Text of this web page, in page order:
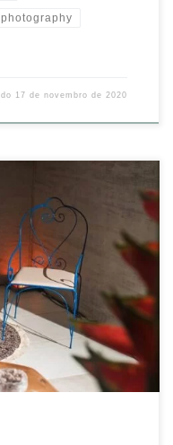
17 de novembro de 2020
criando
Os detalhes sempre
e demonstram
Poucas peças, se bem
ainda dão um up no